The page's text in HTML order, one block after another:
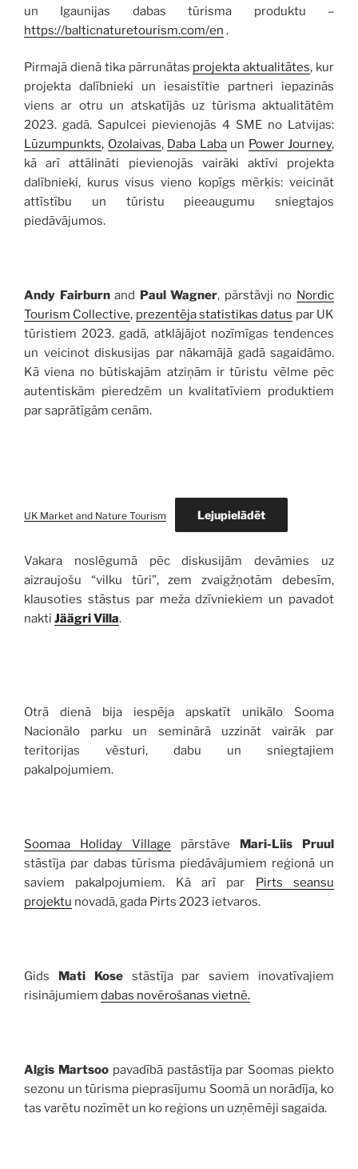
un Igaunijas dabas tūrisma produktu –
https://balticnaturetourism.com/en .
Pirmajā dienā tika pārrunātas projekta aktualitātes, kur
projekta dalībnieki un iesaistītie partneri iepazinās
viens ar otru un atskatījās uz tūrisma aktualitātēm
2023. gadā. Sapulcei pievienojās 4 SME no Latvijas:
Lūzumpunkts, Ozolaivas, Daba Labaun Power Journey,
kā arī attālināti pievienojās vairāki aktīvi projekta
dalībnieki, kurus visus vieno kopīgs mērķis: veicināt
attīstību un tūristu pieeaugumu sniegtajos
piedāvājumos.
Andy Fairburnand Paul Wagner, pārstāvji no Nordic
Tourism Collective, prezentēja statistikas datus par UK
tūristiem 2023. gadā, atklājājot nozīmīgas tendences
un veicinot diskusijas par nākamājā gadā sagaidāmo.
Kā viena no būtiskajām atziņām ir tūristu vēlme pēc
autentiskām pieredzēm un kvalitatīviem produktiem
par saprātīgām cenām.
UK Market and Nature Tourism Lejupielādēt
Vakara noslēgumā pēc diskusijām devāmies uz
aizraujošu “vilku tūri”, zem zvaigžņotām debesīm,
klausoties stāstus par meža dzīvniekiem un pavadot
nakti Jäägri Villa.
Otrā dienā bija iespēja apskatīt unikālo Sooma
Nacionālo parku un seminārā uzzināt vairāk par
teritorijas vēsturi, dabu un sniegtajiem
pakalpojumiem.
Soomaa Holiday Village pārstāve Mari-Liis Pruul
stāstīja par dabas tūrisma piedāvājumiem reģionā un
saviem pakalpojumiem. Kā arī par Pirts seansu
projektu novadā, gada Pirts 2023 ietvaros.
Gids Mati Kosestāstīja par saviem inovatīvajiem
risinājumiem dabas novērošanas vietnē.
Algis Martsoopavadībā pastāstīja par Soomas piekto
sezonu un tūrisma pieprasījumu Soomā un norādīja, ko
tas varētu nozīmēt un ko reģions un uzņēmēji sagaida.